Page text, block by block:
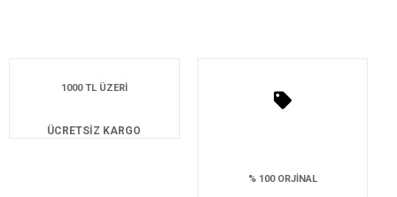
1000 TL ÜZERİ
ÜCRETSİZ KARGO
% 100 ORJİNAL